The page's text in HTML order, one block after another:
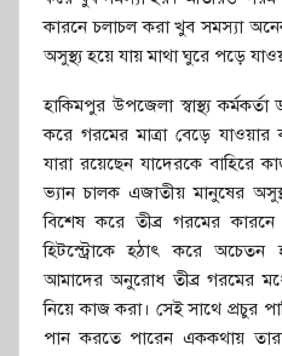
কারনে চলাচল করা খুব সমস্যা
অসুস্থ্য হয়ে যায় মাথা ঘুরে পড়ে
হাকিমপুর উপজেলা স্বাস্থ্য
করে গরমের মাত্রা বেড়ে যাওয়ার
যারা রয়েছেন যাদেরকে বাহিরে
ভ্যান চালক এজাতীয় মানুষের
বিশেষ করে তীব্র গরমের
হিটস্ট্রোকে হঠাৎ করে অচেতন
আমাদের অনুরোধ তীব্র গরমের
নিয়ে কাজ করা। সেই সাথে প্রচুর
পান করতে পারেন এককথায়